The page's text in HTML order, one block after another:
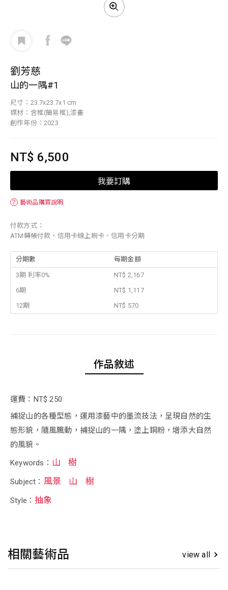
劉芳慈
山的一隅#1
尺寸：23.7x23.7x1 cm
媒材：含框(簡易框),漆畫
創作年份：2023
NT$ 6,500
我要訂購
？ 藝術品購買說明
付款方式：
ATM轉帳付款、信用卡線上刷卡、信用卡分期
分期數 每期金額
3期 利率0%
NT$ 2,167
6期
NT$ 1,117
12期
NT$ 570
作品敘述
運費：NT$ 250
捕捉山的各種型態，運用漆藝中的墨流技法，呈現自然的生
態形貌，隨風飄動，捕捉山的一隅，塗上銅粉，增添大自然
的風貌。
Keywords： 山 樹
Subject： 風景 山 樹
Style：抽象
相關藝術品 view all